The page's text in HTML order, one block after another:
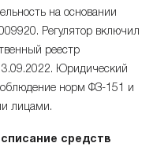
на основании
Регулятор включил
реестр
Юридический
норм ФЗ-151 и
лицами.
средств